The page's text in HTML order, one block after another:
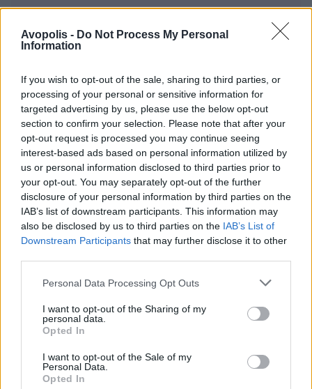
Avopolis - Do Not Process My Personal
Information
If you wish to opt-out of the sale, sharing to third parties, or
processing of your personal or sensitive information for
targeted advertising by us, please use the below opt-out
section to confirm your selection. Please note that after your
opt-out request is processed you may continue seeing
interest-based ads based on personal information utilized by
us or personal information disclosed to third parties prior to
your opt-out. You may separately opt-out of the further
disclosure of your personal information by third parties on the
IAB’s list of downstream participants. This information may
also be disclosed by us to third parties on the IAB’s List of
Downstream Participants that may further disclose it to other
Personal Data Processing Opt Outs
I want to opt-out of the Sharing of my
personal data.
Opted In
I want to opt-out of the Sale of my
Personal Data.
Opted In